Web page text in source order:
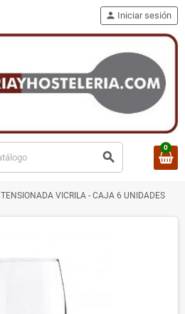
search
person Iniciar sesión
0
VICRILA - CAJA 6 UNIDADES